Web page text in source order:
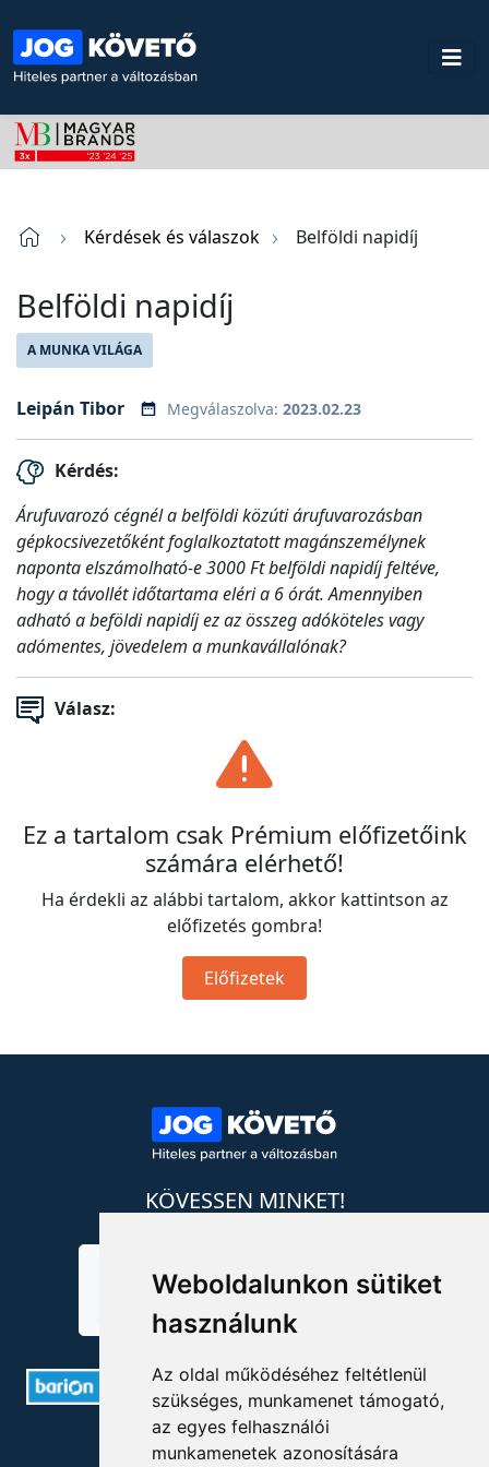
Weboldalunkon sütiket
használunk
Az oldal működéséhez feltétlenül
szükséges, munkamenet támogató,
az egyes felhasználói
munkamenetek azonosítására
Kérdések és válaszok Belföldi napidíj
Belföldi napidíj
A MUNKA VILÁGA
Leipán Tibor Megválaszolva: 2023.02.23
Kérdés:
Árufuvarozó cégnél a belföldi közúti árufuvarozásban
gépkocsivezetőként foglalkoztatott magánszemélynek
naponta elszámolható-e 3000 Ft belföldi napidíj feltéve,
hogy a távollét időtartama eléri a 6 órát. Amennyiben
adható a beföldi napidíj ez az összeg adóköteles vagy
adómentes, jövedelem a munkavállalónak?
Válasz:
Ez a tartalom csak Prémium előfizetőink
számára elérhető!
Ha érdekli az alábbi tartalom, akkor kattintson az
előfizetés gombra!
Előfizetek
KÖVESSEN MINKET!
ELÉRHETŐSÉGEK